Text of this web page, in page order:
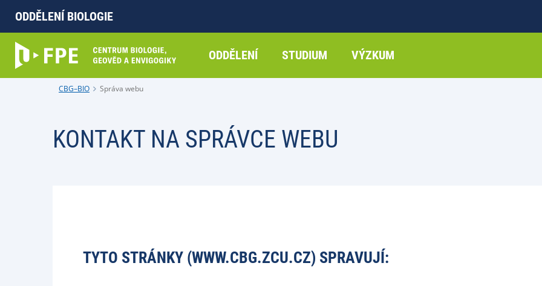
ODDĚLENÍ BIOLOGIE
ODDĚLENÍ STUDIUM VÝZKUM
CBG–BIO Správa webu
KONTAKT NA SPRÁVCE WEBU
TYTO STRÁNKY (WWW.CBG.ZCU.CZ) SPRAVUJÍ: